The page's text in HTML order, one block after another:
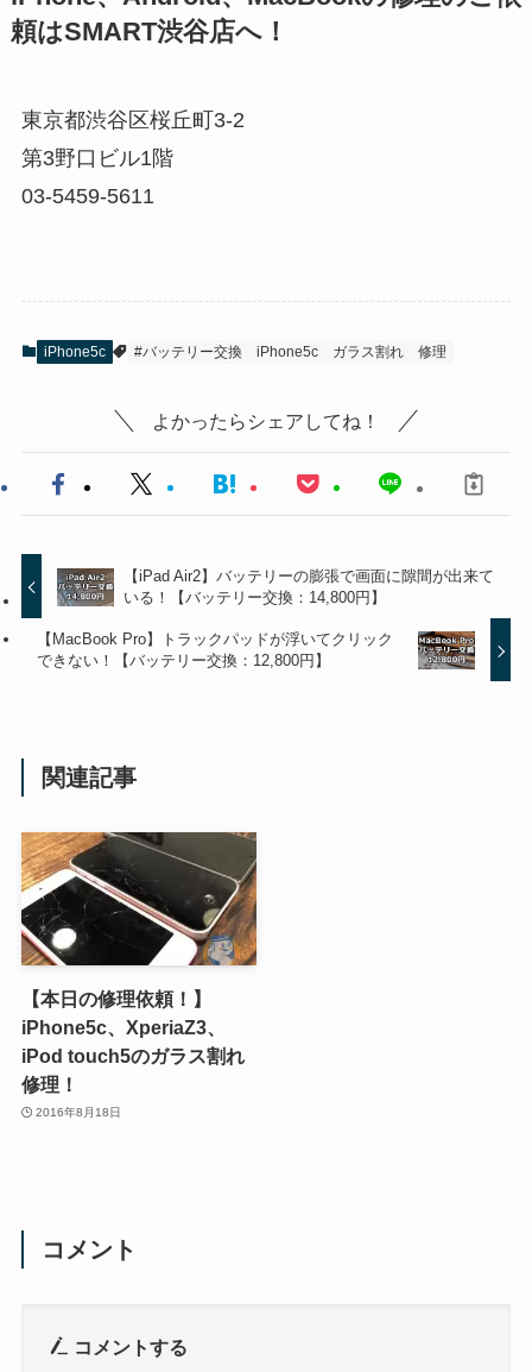
頼はSMART渋谷店へ！
東京都渋谷区桜丘町3-2
第3野口ビル1階
03-5459-5611
iPhone5c #バッテリー交換 iPhone5c ガラス割れ 修理
よかったらシェアしてね！
【iPad Air2】バッテリーの膨張で画面に隙間が出来て
いる！【バッテリー交換：14,800円】
【MacBook Pro】トラックパッドが浮いてクリック
できない！【バッテリー交換：12,800円】
関連記事
【本日の修理依頼！】
iPhone5c、XperiaZ3、
iPod touch5のガラス割れ
修理！
2016年8月18日
コメント
コメントする